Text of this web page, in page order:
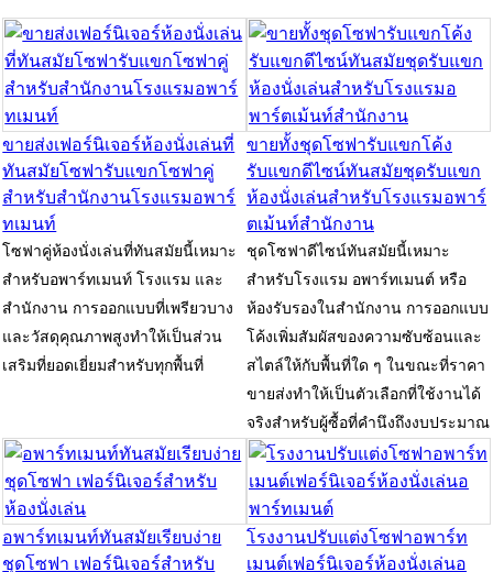
ขายส่งเฟอร์นิเจอร์ห้องนั่งเล่นที่
ทันสมัยโซฟารับแขกโซฟาคู่
สำหรับสำนักงานโรงแรมอพาร์
ทเมนท์
โซฟาคู่ห้องนั่งเล่นที่ทันสมัยนี้เหมาะ
สำหรับอพาร์ทเมนท์ โรงแรม และ
สำนักงาน การออกแบบที่เพรียวบาง
และวัสดุคุณภาพสูงทำให้เป็นส่วน
เสริมที่ยอดเยี่ยมสำหรับทุกพื้นที่
ขายทั้งชุดโซฟารับแขกโค้ง
รับแขกดีไซน์ทันสมัยชุดรับแขก
ห้องนั่งเล่นสำหรับโรงแรมอพาร์
ตเม้นท์สำนักงาน
ชุดโซฟาดีไซน์ทันสมัยนี้เหมาะ
สำหรับโรงแรม อพาร์ทเมนต์ หรือ
ห้องรับรองในสำนักงาน การออกแบบ
โค้งเพิ่มสัมผัสของความซับซ้อนและ
สไตล์ให้กับพื้นที่ใด ๆ ในขณะที่ราคา
ขายส่งทำให้เป็นตัวเลือกที่ใช้งานได้
จริงสำหรับผู้ซื้อที่คำนึงถึงงบประมาณ
อพาร์ทเมนท์ทันสมัยเรียบง่าย
ชุดโซฟา เฟอร์นิเจอร์สำหรับ
โรงงานปรับแต่งโซฟาอพาร์ท
เมนต์เฟอร์นิเจอร์ห้องนั่งเล่นอ